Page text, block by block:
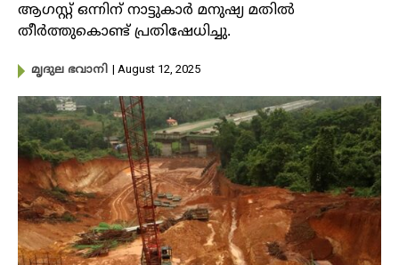
ആഗസ്റ്റ് ഒന്നിന് നാട്ടുകാർ മനുഷ്യ മതിൽ
തീർത്തുകൊണ്ട് പ്രതിഷേധിച്ചു.
മൃദുല ഭവാനി | August 12, 2025